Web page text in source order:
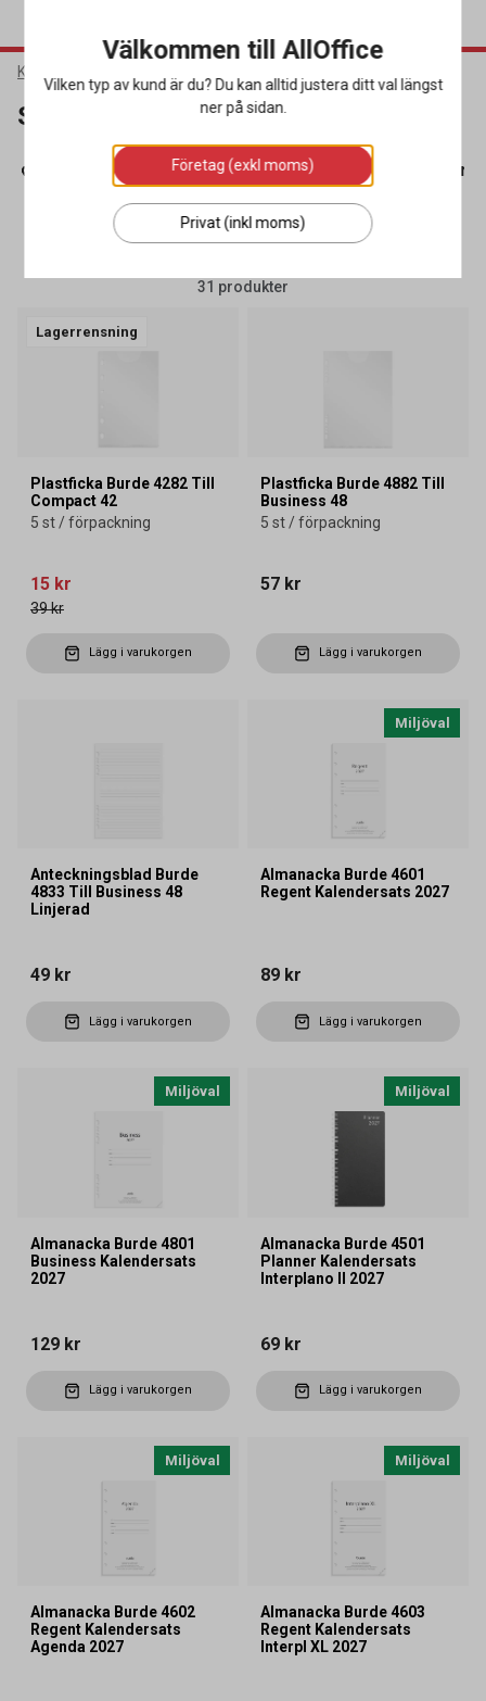
Kontorsmaterial
Systemkalendrar
(21) Systemkalendrar(31) Temakalendrar
SORTERA FILTRERA
31 produkter
Lagerrensning
Plastficka Burde 4282 Till
Compact 42
5 st / förpackning
15 kr
39 kr
Lägg i varukorgen
Plastficka Burde 4882 Till
Business 48
5 st / förpackning
57 kr
Lägg i varukorgen
Anteckningsblad Burde
4833 Till Business 48
Linjerad
49 kr
Lägg i varukorgen
Miljöval
Almanacka Burde 4601
Regent Kalendersats 2027
89 kr
Lägg i varukorgen
Miljöval
Almanacka Burde 4801
Business Kalendersats
2027
129 kr
Lägg i varukorgen
Miljöval
Almanacka Burde 4501
Planner Kalendersats
Interplano II 2027
69 kr
Lägg i varukorgen
Miljöval
Almanacka Burde 4602
Regent Kalendersats
Agenda 2027
Miljöval
Almanacka Burde 4603
Regent Kalendersats
Interpl XL 2027
Välkommen till AllOffice
Vilken typ av kund är du? Du kan alltid justera ditt val längst
ner på sidan.
Företag (exkl moms)
Privat (inkl moms)